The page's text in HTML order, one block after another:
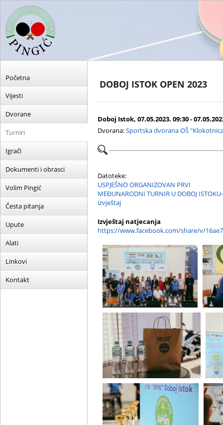
Početna
Vijesti
Dvorane
Turniri
Igrači
Dokumenti i obrasci
Volim Pingić
Česta pitanja
Upute
Alati
Linkovi
Kontakt
DOBOJ ISTOK OPEN 2023
Doboj Istok, 07.05.2023. 09:30 -
Dvorana:Sportska dvorana OŠ
Datoteke:
USPJEŠNO ORGANIZOVAN PRVI
MEĐUNARODNI TURNIR U DOBOJ ISTOKU-
izvještaj
Izvještaj natjecanja
https://www.facebook.com/share/v/